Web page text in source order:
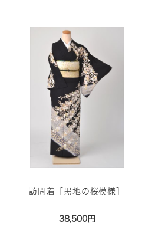
訪問着［黒地の桜模様］
38,500円